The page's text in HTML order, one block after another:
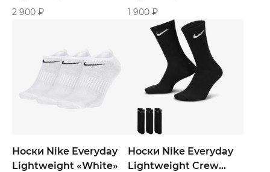
Pairs
2 900 ₽
«Black»
1 900 ₽
Носки Nike Everyday
Lightweight «White»
Носки Nike Everyday
Lightweight Crew